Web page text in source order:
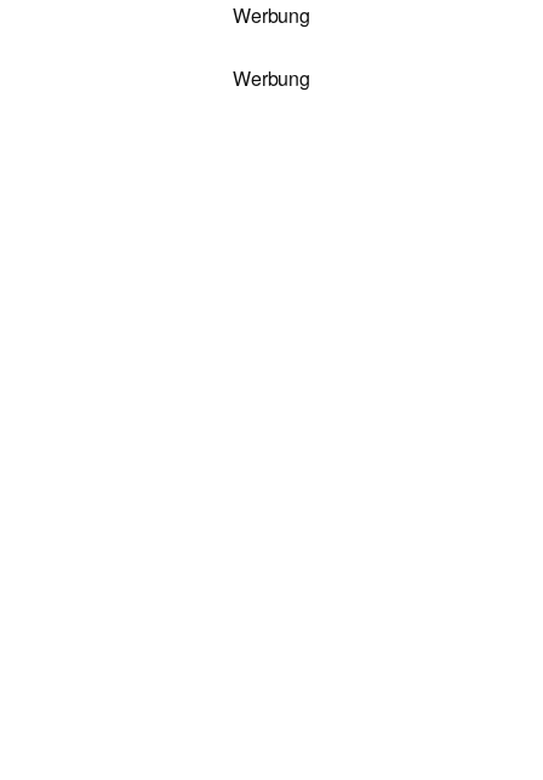
Werbung
Werbung